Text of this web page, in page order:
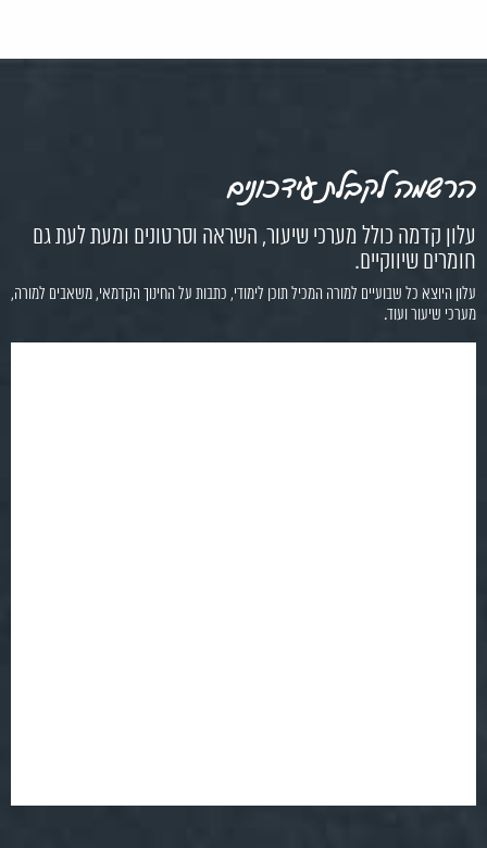
הרשמה לקבלת עידכונים
עלון קדמה כולל מערכי שיעור, השראה וסרטונים ומעת לעת גם
חומרים שיווקיים.
עלון היוצא כל שבועיים למורה המכיל תוכן לימודי, כתבות על החינוך הקדמאי, משאבים למורה,
מערכי שיעור ועוד.